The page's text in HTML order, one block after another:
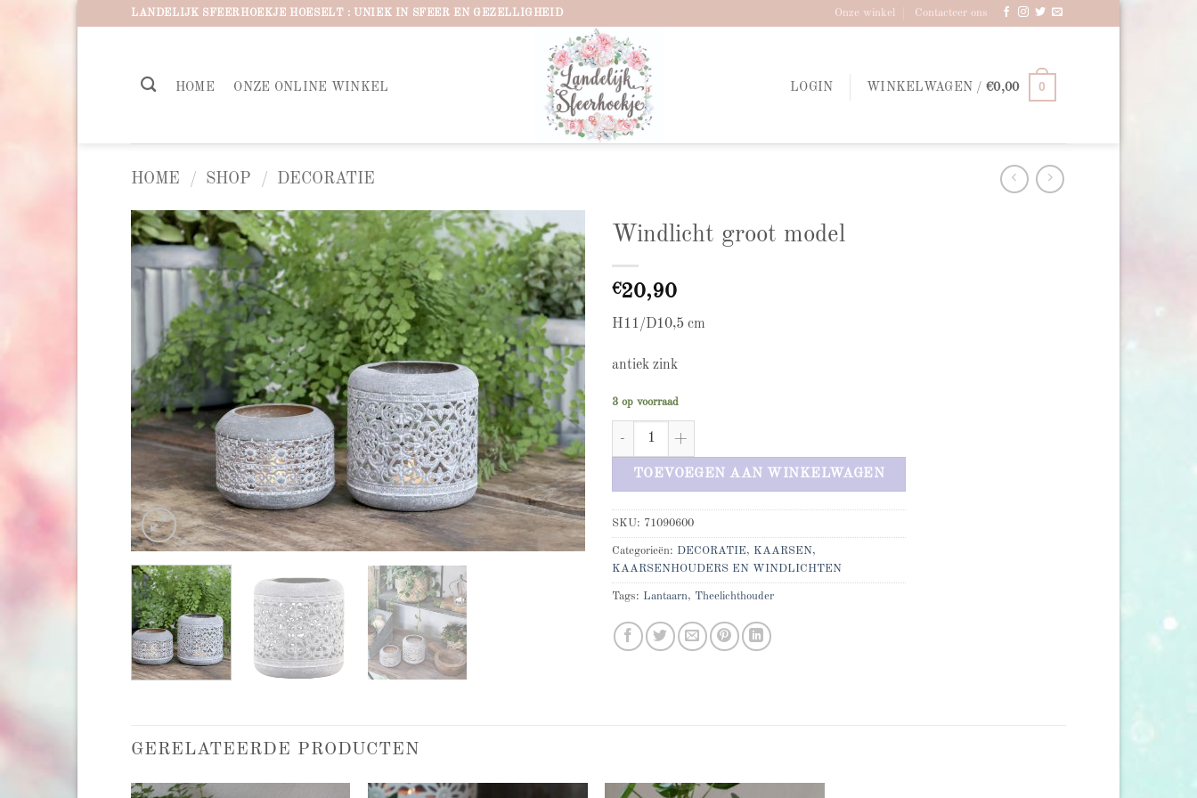
LANDELIJK SFEERHOEKJE HOESELT : UNIEK IN SFEER EN GEZELLIGHEID Onze winkel Contacteer ons
HOME ONZE ONLINE WINKEL LOGIN WINKELWAGEN /€0,00 0
HOME / SHOP / DECORATIE
Add to
wishlist
Windlicht groot model
€20,90
H11/D10,5 cm
antiek zink
3 op voorraad
Windlicht groot model aantal
TOEVOEGEN AAN WINKELWAGEN
SKU: 71090600
Categorieën: DECORATIE, KAARSEN,
KAARSENHOUDERS EN WINDLICHTEN
Tags: Lantaarn, Theelichthouder
GERELATEERDE PRODUCTEN